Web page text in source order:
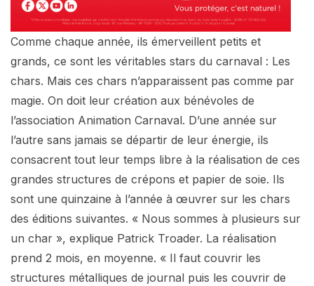
Comme chaque année, ils émerveillent petits et
grands, ce sont les véritables stars du carnaval : Les
chars. Mais ces chars n’apparaissent pas comme par
magie. On doit leur création aux bénévoles de
l’association Animation Carnaval. D’une année sur
l’autre sans jamais se départir de leur énergie, ils
consacrent tout leur temps libre à la réalisation de ces
grandes structures de crépons et papier de soie. Ils
sont une quinzaine à l’année à œuvrer sur les chars
des éditions suivantes. « Nous sommes à plusieurs sur
un char », explique Patrick Troader. La réalisation
prend 2 mois, en moyenne. « Il faut couvrir les
structures métalliques de journal puis les couvrir de